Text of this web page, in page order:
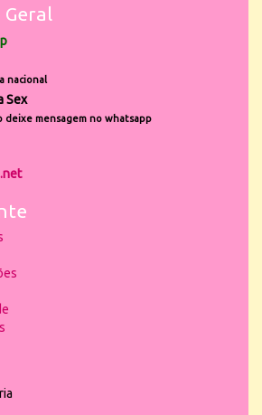
nacional
Sex
deixe mensagem no whatsapp